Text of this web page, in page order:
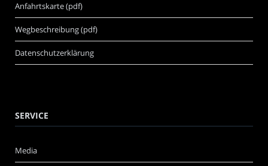
Anfahrtskarte (pdf)
Wegbeschreibung (pdf)
Datenschutzerklärung
SERVICE
Media